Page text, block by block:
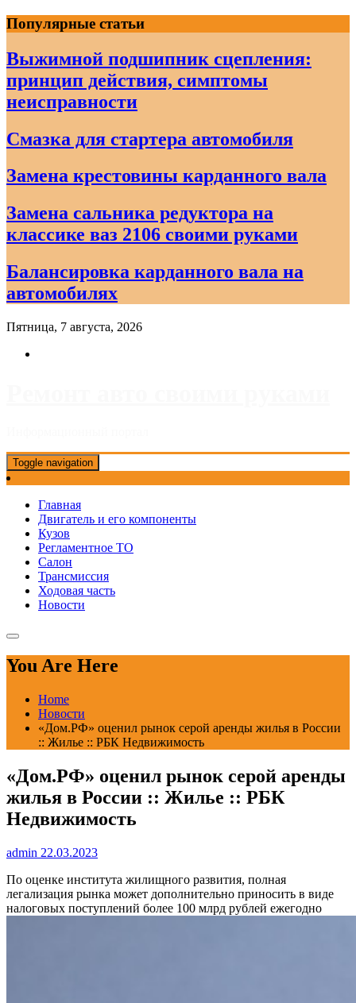
Skip
to
content
Популярные статьи
Выжимной подшипник сцепления:
принцип действия, симптомы
неисправности
Смазка для стартера автомобиля
Замена крестовины карданного вала
Замена сальника редуктора на
классике ваз 2106 своими руками
Балансировка карданного вала на
автомобилях
Пятница, 7 августа, 2026
Toggle navigation
Главная
Двигатель и его компоненты
Кузов
Регламентное ТО
Салон
Трансмиссия
Ходовая часть
Новости
You Are Here
Home
Новости
«Дом.РФ» оценил рынок серой аренды жилья в России
:: Жилье :: РБК Недвижимость
«Дом.РФ» оценил рынок серой аренды
жилья в России :: Жилье :: РБК
Недвижимость
admin 22.03.2023
По оценке института жилищного развития, полная
легализация рынка может дополнительно приносить в виде
налоговых поступлений более 100 млрд рублей ежегодно